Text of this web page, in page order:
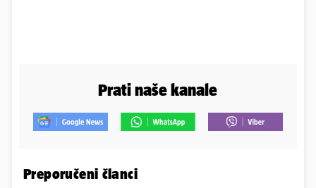
Prati naše kanale
Preporučeni članci